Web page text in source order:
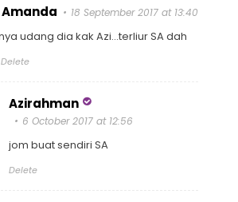
18 September 2017 at 13:40
udang dia kak Azi...terliur SA dah
Delete
Azirahman
6 October 2017 at 12:56
jom buat sendiri SA
Delete